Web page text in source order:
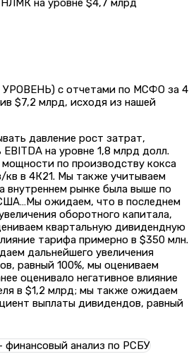
УРОВЕНЬ) с отчетами по МСФО за 4
$7,2 млрд, исходя из нашей
давление рост затрат,
на уровне 1,8 млрд долл.
по производству кокса
кв в 4К21. Мы также учитываем
внутреннем рынке была выше по
США…Мы ожидаем, что в последнем
оборотного капитала,
квартальную дивидендную
тарифа примерно в $350 млн.
дальнейшего увеличения
равный 100%, мы оцениваем
оценивало негативное влияние
в $1,2 млрд; мы также ожидаем
выплаты дивидендов, равный